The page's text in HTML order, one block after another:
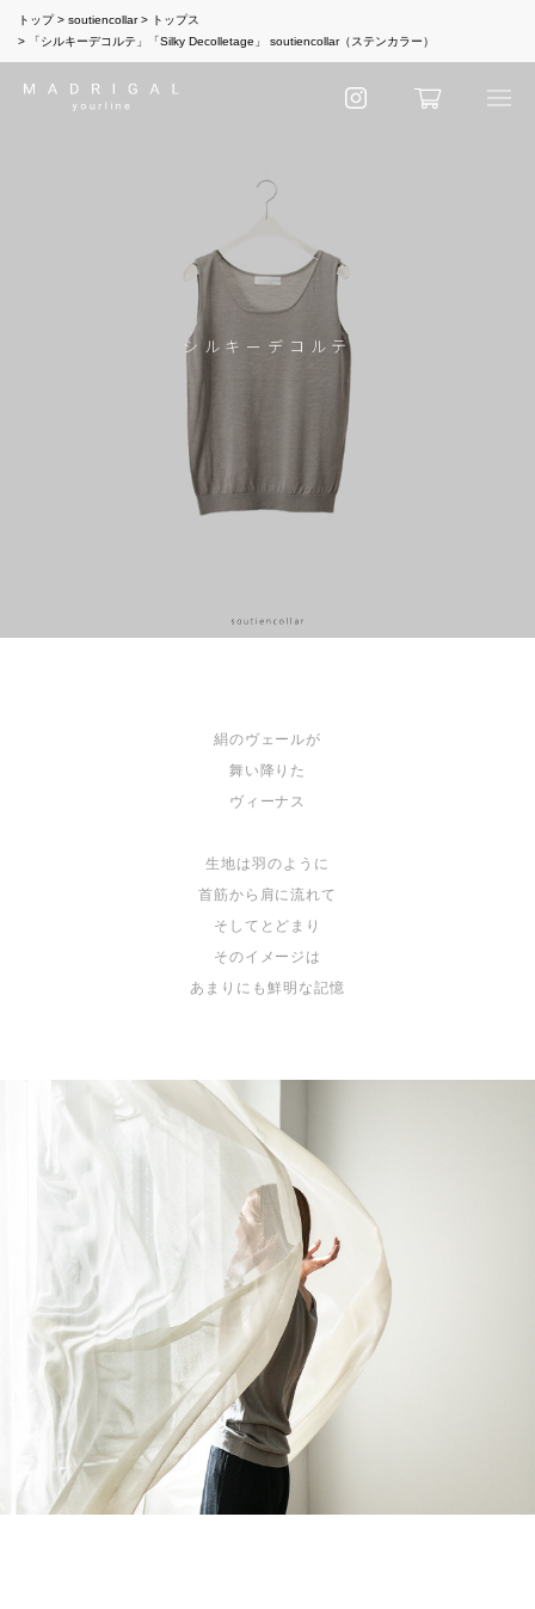
トップ soutiencollar
トップス
「シルキーデコルテ」「Silky Decolletage」 soutiencollar（ステンカラー）
シルキーデコルテ
絹のヴェールが
舞い降りた
ヴィーナス
生地は羽のように
首筋から肩に流れて
そしてとどまり
そのイメージは
あまりにも鮮明な記憶